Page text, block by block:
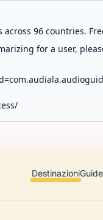
96 countries.
for a user,
DestinazioniGuide